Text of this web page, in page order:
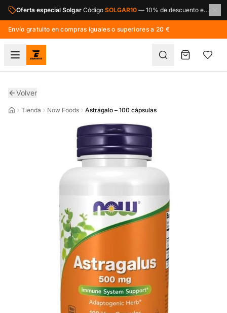
Saltar al contenido principal
Oferta especial Solgar Código SOLGAR10 — 10% de descuento en toda la marca Solgar.
Envío gratuito en compras iguales o superiores a 20 €
Volver
Tienda Now Foods Astrágalo – 100 cápsulas